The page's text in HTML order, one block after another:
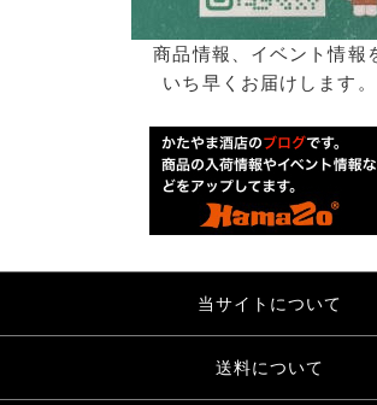
商品情報、イベント情報
いち早くお届けします。
当サイトについて
送料について